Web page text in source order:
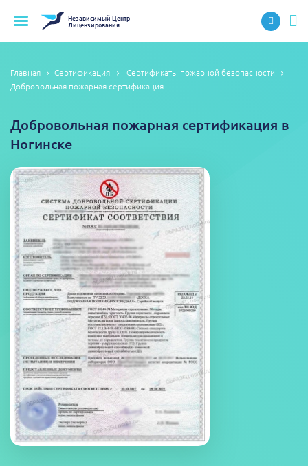
НезависимыйЦентр
Лицензирования
Главная Сертификация
Сертификаты пожарной безопасности
Добровольная пожарная сертификация
Добровольная пожарная сертификация в
Ногинске